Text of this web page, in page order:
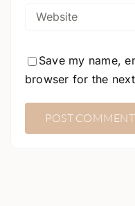
Save my name,
browser for the